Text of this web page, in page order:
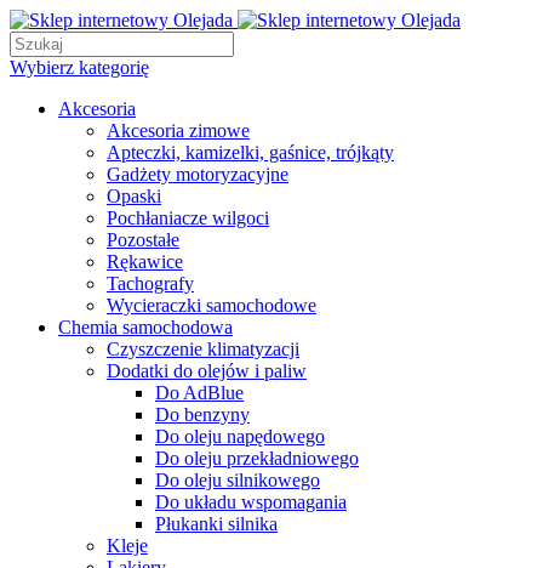
Wybierz kategorię
Akcesoria
Akcesoria zimowe
Apteczki, kamizelki, gaśnice, trójkąty
Gadżety motoryzacyjne
Opaski
Pochłaniacze wilgoci
Pozostałe
Rękawice
Tachografy
Wycieraczki samochodowe
Chemia samochodowa
Czyszczenie klimatyzacji
Dodatki do olejów i paliw
Do AdBlue
Do benzyny
Do oleju napędowego
Do oleju przekładniowego
Do oleju silnikowego
Do układu wspomagania
Płukanki silnika
Kleje